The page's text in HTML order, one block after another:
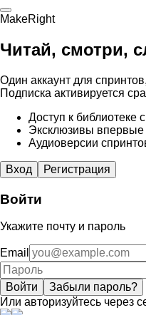
MakeRight
Читай, смотри,
Один аккаунт для
Подписка активируется
Доступ к библиотеке
Эксклюзивы впервые
Аудиоверсии
Вход Регистрация
Войти
Укажите почту и пароль
Email
Войти
Забыли пароль?
Или авторизуйтесь через